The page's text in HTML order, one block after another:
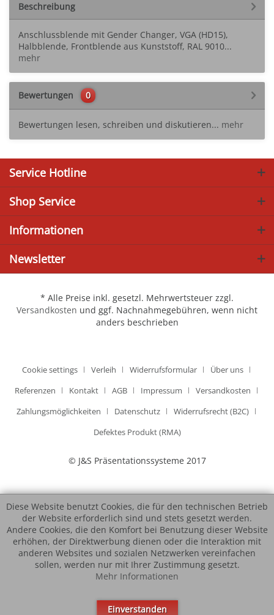
Beschreibung
Anschlussblende mit Gender Changer, VGA (HD15),
Halbblende, Frontblende aus Kunststoff, RAL 9010...
mehr
Bewertungen 0
Bewertungen lesen, schreiben und diskutieren... mehr
Service Hotline
Shop Service
Informationen
Newsletter
* Alle Preise inkl. gesetzl. Mehrwertsteuer zzgl.
Versandkosten und ggf. Nachnahmegebühren, wenn nicht
anders beschrieben
Cookie settings Verleih Widerrufsformular
Über uns
Referenzen
Kontakt AGB Impressum
Versandkosten
Zahlungsmöglichkeiten
Datenschutz
Widerrufsrecht (B2C)
Defektes Produkt (RMA)
© J&S Präsentationssysteme 2017
Diese Website benutzt Cookies, die für den technischen Betrieb
der Website erforderlich sind und stets gesetzt werden.
Andere Cookies, die den Komfort bei Benutzung dieser Website
erhöhen, der Direktwerbung dienen oder die Interaktion mit
anderen Websites und sozialen Netzwerken vereinfachen
sollen, werden nur mit Ihrer Zustimmung gesetzt.
Mehr Informationen
Einverstanden